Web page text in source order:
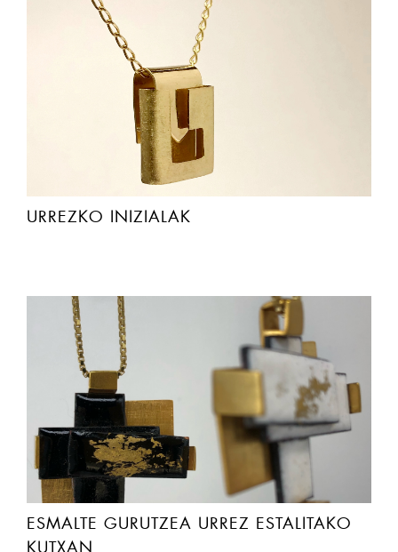
URREZKO INIZIALAK
ESMALTE GURUTZEA URREZ ESTALITAKO
KUTXAN